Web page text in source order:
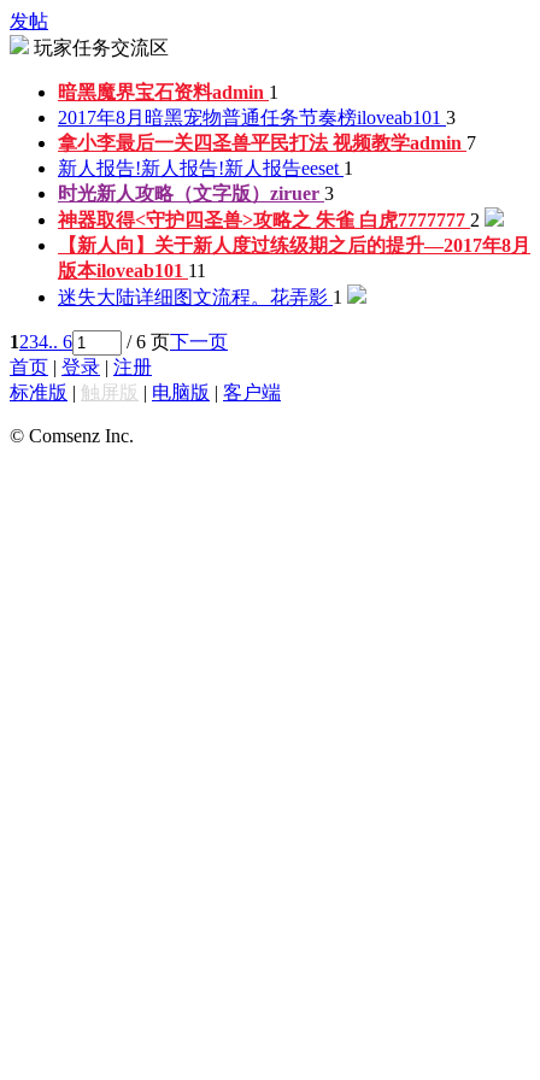
发帖
玩家任务交流区
暗黑魔界宝石资料admin 1
2017年8月暗黑宠物普通任务节奏榜iloveab101 3
拿小李最后一关四圣兽平民打法 视频教学admin 7
新人报告!新人报告!新人报告eeset 1
时光新人攻略（文字版） ziruer 3
神器取得<守护四圣兽>攻略之 朱雀 白虎7777777 2
【新人向】关于新人度过练级期之后的提升—2017年8月
版本iloveab101 11
迷失大陆详细图文流程。 花弄影 1
1234.. 6 / 6 页下一页
首页 | 登录 | 注册
标准版 | 触屏版 | 电脑版 | 客户端
© Comsenz Inc.